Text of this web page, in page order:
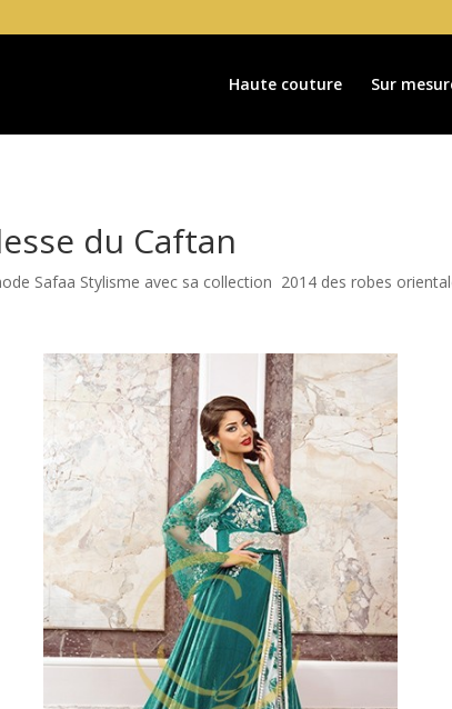
Haute couture Sur
du Caftan
Safaa Stylisme avec sa collection 2014 des robes